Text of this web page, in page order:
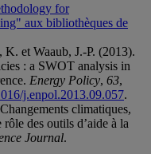
for
aux bibliothèques de
et Waaub, J.-P. (2013).
: a SWOT analysis in
Energy Policy, 63,
j.enpol.2013.09.057.
climatiques,
des outils d’aide à la
Journal.